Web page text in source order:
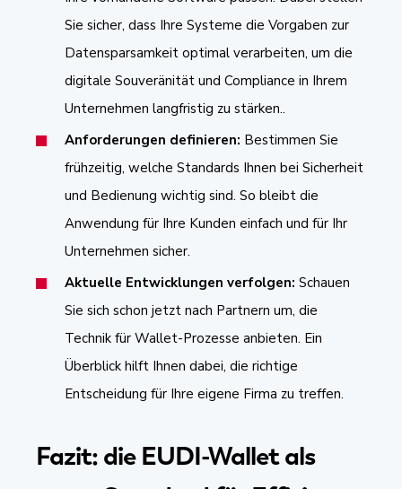
Sie sicher, dass Ihre Systeme die Vorgaben zur
Datensparsamkeit optimal verarbeiten, um die
digitale Souveränität und Compliance in Ihrem
Unternehmen langfristig zu stärken..
Anforderungen definieren: Bestimmen Sie
frühzeitig, welche Standards Ihnen bei Sicherheit
und Bedienung wichtig sind. So bleibt die
Anwendung für Ihre Kunden einfach und für Ihr
Unternehmen sicher.
Aktuelle Entwicklungen verfolgen: Schauen
Sie sich schon jetzt nach Partnern um, die
Technik für Wallet-Prozesse anbieten. Ein
Überblick hilft Ihnen dabei, die richtige
Entscheidung für Ihre eigene Firma zu treffen.
Fazit: die EUDI-Wallet als